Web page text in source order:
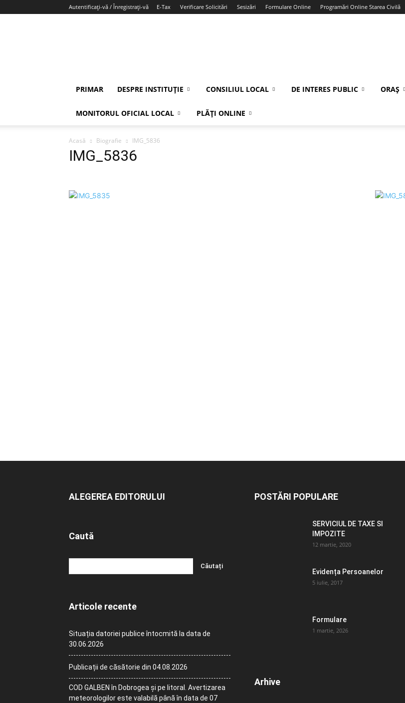
Autentificați-vă / Înregistrați-vă E-Tax Verificare Solicitări Sesizări Formulare Online Programări Online Starea Civilă
PRIMAR DESPRE INSTITUȚIE CONSILIUL LOCAL DE INTERES PUBLIC ORAȘ
MONITORUL OFICIAL LOCAL PLĂȚI ONLINE
Acasă Biografie IMG_5836
IMG_5836
ALEGEREA EDITORULUI
Caută
Articole recente
Situația datoriei publice întocmită la data de
30.06.2026
Publicații de căsătorie din 04.08.2026
COD GALBEN în Dobrogea și pe litoral. Avertizarea
meteorologilor este valabilă până în data de 07
POSTĂRI POPULARE
SERVICIUL DE TAXE SI
IMPOZITE
12 martie, 2020
Evidența Persoanelor
5 iulie, 2017
Formulare
1 martie, 2026
Arhive